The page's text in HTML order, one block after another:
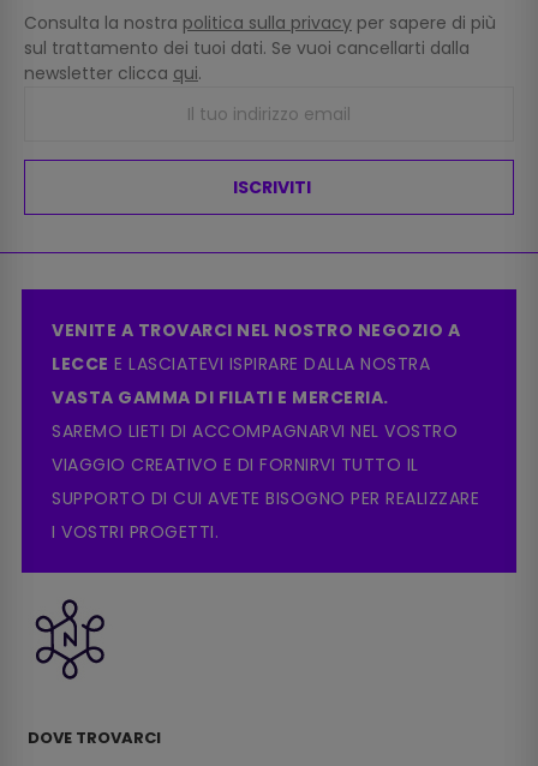
Consulta la nostra politica sulla privacy per sapere di più
sul trattamento dei tuoi dati. Se vuoi cancellarti dalla
newsletter clicca qui.
ISCRIVITI
VENITE A TROVARCI NEL NOSTRO NEGOZIO A
LECCE E LASCIATEVI ISPIRARE DALLA NOSTRA
VASTA GAMMA DI FILATI E MERCERIA.
SAREMO LIETI DI ACCOMPAGNARVI NEL VOSTRO
VIAGGIO CREATIVO E DI FORNIRVI TUTTO IL
SUPPORTO DI CUI AVETE BISOGNO PER REALIZZARE
I VOSTRI PROGETTI.
DOVE TROVARCI